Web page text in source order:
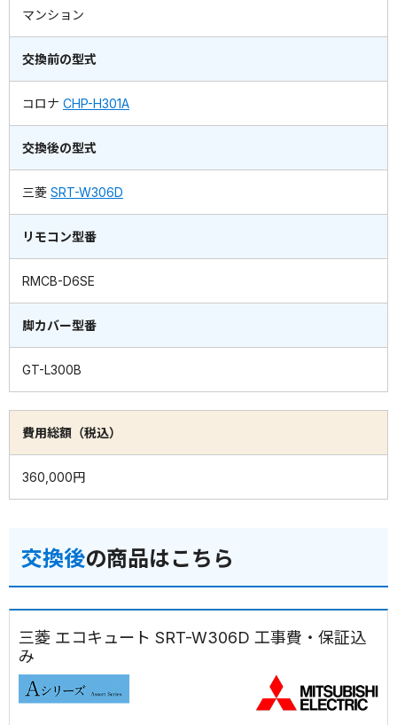
マンション
交換前の型式
コロナ CHP-H301A
交換後の型式
三菱 SRT-W306D
リモコン型番
RMCB-D6SE
脚カバー型番
GT-L300B
費用総額（税込）
360,000円
交換後の商品はこちら
三菱 エコキュート SRT-W306D 工事費・保証込
み